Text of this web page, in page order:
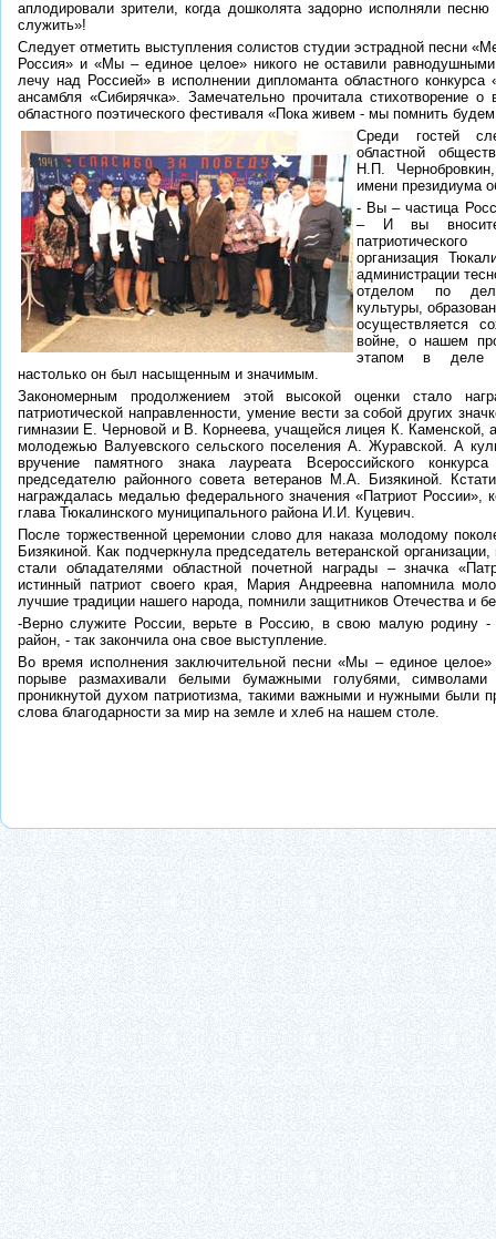
аплодировали зрители, когда дошколята задорно исполняли
служить»!
Следует отметить выступления солистов студии эстрадной песни
Россия» и «Мы – единое целое» никого не оставили
лечу над Россией» в исполнении дипломанта областного
ансамбля «Сибирячка». Замечательно прочитала стихотворение о
областного поэтического фестиваля «Пока живем - мы помнить
Среди гостей
областной
Н.П.
имени президиума
- Вы – частица
– И вы
организация
администрации
отделом по
культуры,
осуществляется
войне, о нашем
этапом в деле
настолько он был насыщенным и значимым.
Закономерным продолжением этой высокой оценки стало
патриотической направленности, умение вести за собой других
гимназии Е. Черновой и В. Корнеева, учащейся лицея К. Каменской,
молодежью Валуевского сельского поселения А. Журавской. А
вручение памятного знака лауреата Всероссийского
председателю районного совета ветеранов М.А. Бизякиной.
награждалась медалью федерального значения «Патриот России»,
глава Тюкалинского муниципального района И.И. Куцевич.
После торжественной церемонии слово для наказа молодому
Бизякиной. Как подчеркнула председатель ветеранской
стали обладателями областной почетной награды – значка
истинный патриот своего края, Мария Андреевна напомнила
лучшие традиции нашего народа, помнили защитников Отечества и
-Верно служите России, верьте в Россию, в свою малую родину -
район, - так закончила она свое выступление.
Во время исполнения заключительной песни «Мы – единое
порыве размахивали белыми бумажными голубями,
проникнутой духом патриотизма, такими важными и нужными были
слова благодарности за мир на земле и хлеб на нашем столе.